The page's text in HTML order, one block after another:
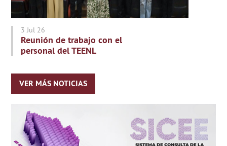
3 Jul 26
Reunión de trabajo con el
personal del TEENL
VER MÁS NOTICIAS